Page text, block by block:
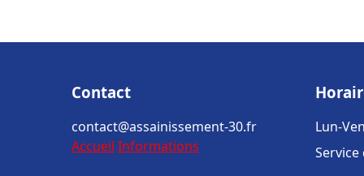
Contact
contact@assainissement-30.fr
Accueil Informations
Lun-